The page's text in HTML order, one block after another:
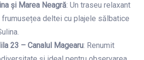
și Marea Neagră: Un traseu relaxant
frumusețea deltei cu plajele sălbatice
23 – Canalul Magearu: Renumit